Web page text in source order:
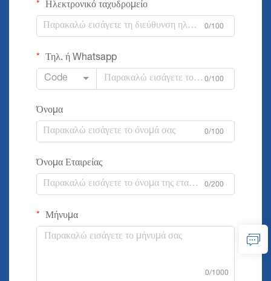
Ηλεκτρονικό ταχυδρομείο
0/100
Τηλ. ή Whatsapp
Code 0/100
Όνομα
0/100
Όνομα Εταιρείας
0/200
Μήνυμα
0/1000